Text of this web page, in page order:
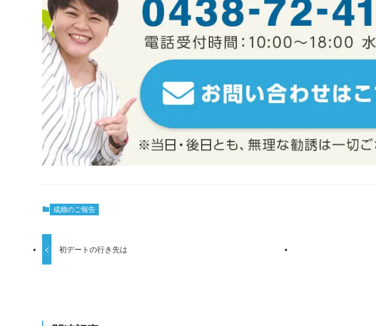
成婚のご報告
初デートの行き先は